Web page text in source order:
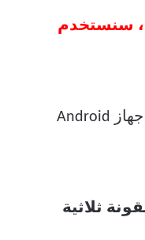
، سنستخدم
على جهاز Android
ثلاثية